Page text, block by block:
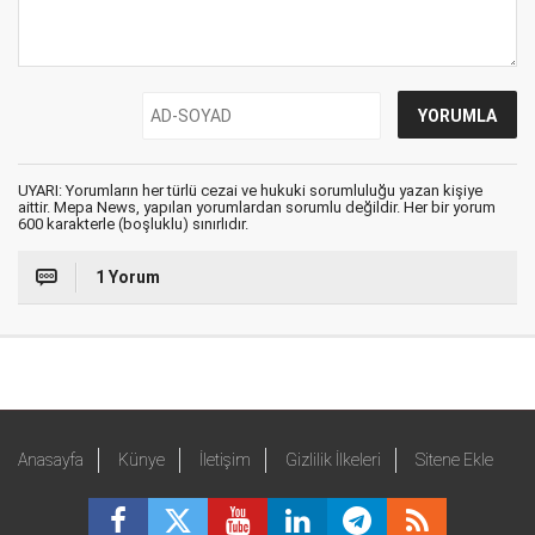
UYARI: Yorumların her türlü cezai ve hukuki sorumluluğu yazan kişiye
aittir. Mepa News, yapılan yorumlardan sorumlu değildir. Her bir yorum
600 karakterle (boşluklu) sınırlıdır.
1 Yorum
Anasayfa Künye İletişim Gizlilik İlkeleri Sitene Ekle